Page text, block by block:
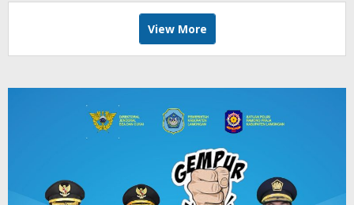
View More